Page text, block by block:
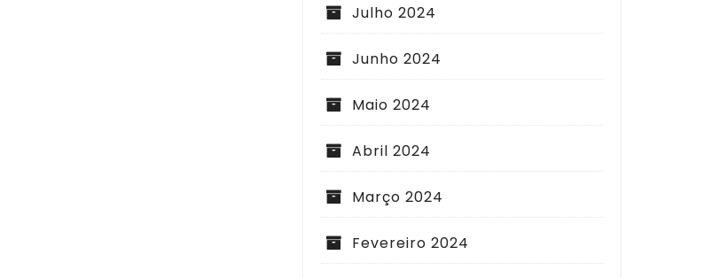
Julho 2024
Junho 2024
Maio 2024
Abril 2024
Março 2024
Fevereiro 2024